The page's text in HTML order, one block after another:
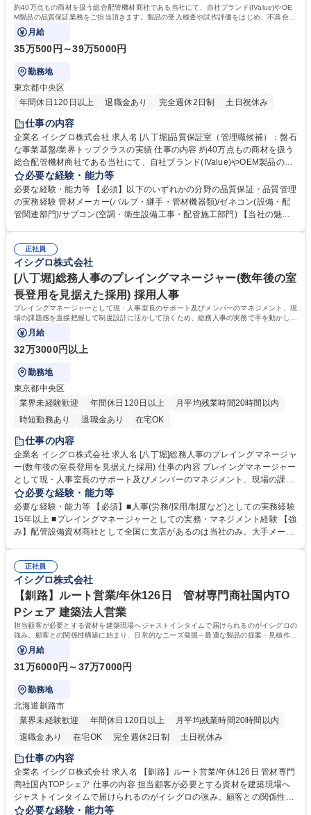
約40万点もの商材を扱う総合配管機材商社である当社にて、自社ブランド(IValue)やOE
M製品の品質保証業務をご担当頂きます。製品の受入検査や試作評価をはじめ、不具合の
解析や委託先への品質監査等。
月給
35万500円～39万5000円
勤務地
東京都中央区
年間休日120日以上
退職金あり 完全週休2日制 土日祝休み
仕事の内容
企業名 イシグロ株式会社 求人名 [八丁堀]品質保証室（管理職候補）：盤石
な事業基盤/業界トップクラスの実績 仕事の内容 約40万点もの商材を扱う
総合配管機材商社である当社にて、自社ブランド(IValue)やOEM製品の品
質保証業務をご担当頂きます。製品の受入検査や試作評価をはじめ、不具
合の解析や委託先への品質監査等。 ■自社ブランド製品の受入検査や評価
■OEM製品の試作品評価および技術確認 ■不具合の原因調査と再発防止策
立案■委託先への品質監査と技術的サポート 【仕事の魅力】業界トップク
堀]品質保証室（管理職候補）：盤石な事業基盤/業界トップクラスの実績
必要な経験・能力等
必要な経験・能力等 【必須】以下のいずれかの分野の品質保証・品質管理
の実務経験 管材メーカー(バルブ・継手・管材機器類)/ゼネコン(設備・配
管関連部門)/サブコン(空調・衛生設備工事・配管施工部門) 【当社の魅
庫への投資も積極的です。年間休日124日、土日祝休み、残業月10時間程
度と働きやすい環境が整っており、社員一人ひとりのキャリアやライフス
テージを大切にする風土があります。 学歴・資格 学歴：大学院 大学 高専
短大 専修学校 語学力： 資格：第一種運転免許普通自動車
正社員
イシグロ株式会社
[八丁堀]総務人事のプレイングマネージャー(数年後の室
長登用を見据えた採用) 採用人事
プレイングマネージャーとして現・人事室長のサポート及びメンバーのマネジメント、現
場の課題感を直接把握して制度設計に活かして頂くため、総務人事の実務で手を動かして
頂きます。
月給
32万3000円以上
勤務地
東京都中央区
業界未経験歓迎
年間休日120日以上
月平均残業時間20時間以内
時短勤務あり
退職金あり 在宅OK
仕事の内容
企業名 イシグロ株式会社 求人名 [八丁堀]総務人事のプレイングマネージャ
ー(数年後の室長登用を見据えた採用) 仕事の内容 プレイングマネージャー
として現・人事室長のサポート及びメンバーのマネジメント、現場の課題
感を直接把握して制度設計に活かして頂くため、総務人事の実務で手を動
かして頂きます。 ■人事制度設計、人事評価 ■採用業務全般（中途採用）
■規定整備、給与計算等の労務業務 【仕事の魅力】組織強化に深く携わ
り、将来は人事課長を見据えてキャリアを築けます。年休126日で土日祝
見据えた採用)
必要な経験・能力等
必要な経験・能力等 【必須】■人事(労務/採用/制度など)としての実務経験
15年以上 ■プレイングマネージャーとしての実務・マネジメント経験 【強
み】配管設備資材商社として全国に支店があるのは当社のみ。大手メーカ
などに利用されております。商品ラインナップを安易に広げず専門性高く
自社の強みを生かせる分野で拡大を続けており、海外展開に向けた現地法
人立ち上げなど未来に向けた攻めの投資も始めております 学歴・資格 学
歴：大学院 大学 語学力： 資格：第一種運転免許普通自動車
正社員
イシグロ株式会社
【釧路】ルート営業/年休126日 管材専門商社国内TO
Pシェア 建築法人営業
担当顧客が必要とする資材を建築現場へジャストインタイムで届けられるのがイシグロの
強み。顧客との関係性構築に始まり、日常的なニーズ発掘～最適な製品の提案・見積作成
など一貫した営業活動を行って頂きます。
月給
31万6000円～37万7000円
勤務地
北海道釧路市
業界未経験歓迎
年間休日120日以上
月平均残業時間20時間以内
退職金あり
在宅OK 完全週休2日制 土日祝休み
仕事の内容
企業名 イシグロ株式会社 求人名 【釧路】ルート営業/年休126日 管材専門
商社国内TOPシェア 仕事の内容 担当顧客が必要とする資材を建築現場へ
ジャストインタイムで届けられるのがイシグロの強み。顧客との関係性構
築に始まり、日常的なニーズ発掘～最適な製品の提案・見積作成など一貫
必要な経験・能力等